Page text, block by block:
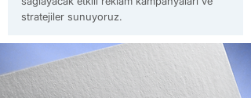
stratejiler sunuyoruz.